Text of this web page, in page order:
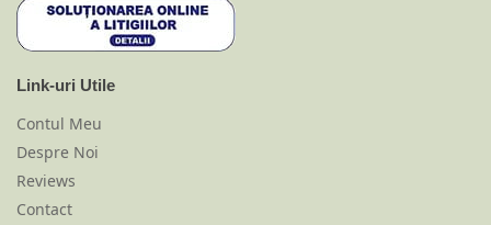
Link-uri Utile
Contul Meu
Despre Noi
Reviews
Contact